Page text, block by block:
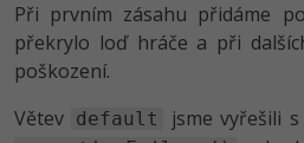
Fórum
Při prvním zásahu přidáme
překrylo loď hráče a při
poškození.
Větev default jsme vyřešili